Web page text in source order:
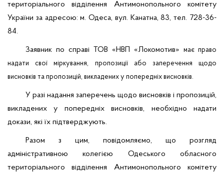
територіального відділення Антимонопольного комітету
України за адресою: м. Одеса, вул. Канатна, 83, тел. 728-36-
84.
Заявник по справі ТОВ «НВП «Локомотив» має право
надати свої міркування, пропозиції або заперечення щодо
висновків та пропозицій, викладених у попередніх висновків.
У разі надання заперечень щодо висновків і пропозицій,
викладених у попередніх висновків, необхідно надати
докази, які їх підтверджують.
Разом з цим, повідомляємо, що розгляд
адміністративною колегією Одеського обласного
територіального відділення Антимонопольного комітету